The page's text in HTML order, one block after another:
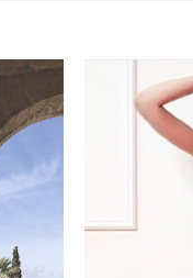
Add to
wishlist